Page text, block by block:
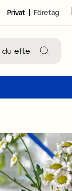
Privat Företag